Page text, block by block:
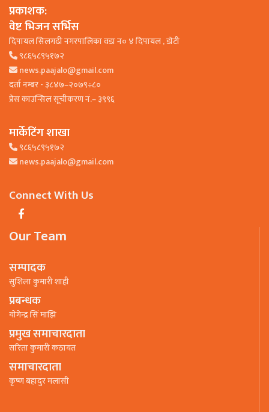
प्रकाशक:
वेष्ट भिजन सर्भिस
दिपायल सिलगढी नगरपालिका वडा न० ४ दिपायल , डाेटी
९८६५८९५१७२
news.paajalo@gmail.com
दर्ता नम्बर - ३८४७–२०७९÷८०
प्रेस काउन्सिल सूचीकरण नं.– ३९९६
मार्केटिंग शाखा
९८६५८९५१७२
news.paajalo@gmail.com
Connect With Us
Our Team
सम्पादक
सुशिला कुमारी शाही
प्रबन्धक
याेगेन्द्र सिं माझि
प्रमुख समाचारदाता
सरिता कुमारी कठायत
समाचारदाता
कृष्ण बहादुर मलासी